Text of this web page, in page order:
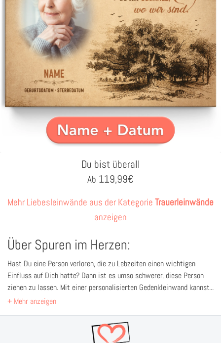
Du bist überall
Ab 119,99€
Mehr Liebesleinwände aus der Kategorie Trauerleinwände
anzeigen
Über Spuren im Herzen:
Hast Du eine Person verloren, die zu Lebzeiten einen wichtigen
Einfluss auf Dich hatte? Dann ist es umso schwerer, diese Person
ziehen zu lassen. Mit einer personalisierten Gedenkleinwand kannst
Du einen Ort schaffen, der Dir dabei hilft, die Trauer zu verarbeiten.
Verbindung haben werdet, die weit über den Tod hinaus geht. Bestelle
die Trauerleinwand mit Namen und Foto jetzt direkt online bei uns.